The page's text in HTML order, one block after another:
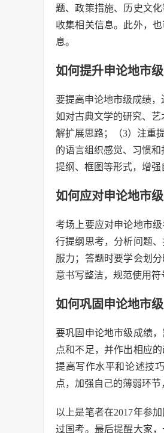
题、政策措施、历史文
收集相关信息。此外，
息。
如何提升申论地市级
要提高申论地市级成绩
如对古典文学的研究、
解扩展思路；（3）注重
的语言组织感觉、习惯
提纲、框图等形式，增强
如何应对申论地市级
考场上要应对申论地市
行提纲思考，分析问题
服力；答题时要学会划
意书写整洁，规范使用符
如何巩固申论地市级
要巩固申论地市级成绩
点和不足，并作出相应
提高写作水平和论述技
点，加强自己的薄弱环节
以上是笔者在2017年参
过国考。最后提醒大家